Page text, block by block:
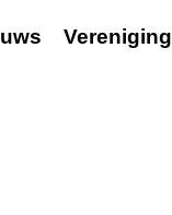
Vereniging